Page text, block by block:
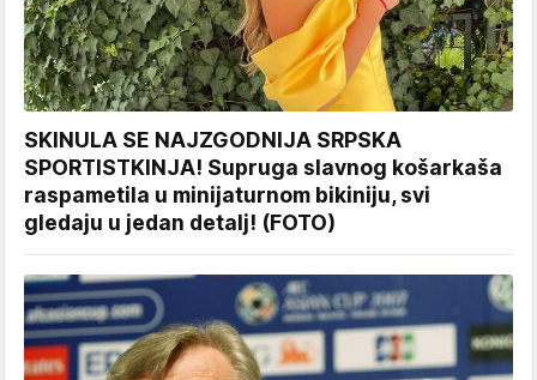
SKINULA SE NAJZGODNIJA SRPSKA
SPORTISTKINJA! Supruga slavnog košarkaša
raspametila u minijaturnom bikiniju, svi
gledaju u jedan detalj! (FOTO)